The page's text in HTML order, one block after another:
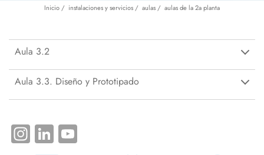
navegación
Inicio instalaciones y servicios aulas aulas de la 2a planta
Aula 3.2
Aula 3.3. Diseño y Prototipado
Instagram
LinkedIn